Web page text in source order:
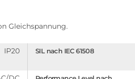
Gleichspannung.
IP20 SIL nach IEC 61508